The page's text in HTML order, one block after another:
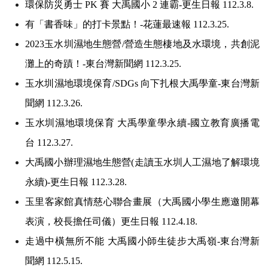
環保防災勇士 PK 賽 大禹國小 2 連霸-更生日報 112.3.8.
有「書香味」的打卡景點！-花蓮最速報 112.3.25.
2023玉水圳濕地生態營/營造生態棲地及水環境，共創泥
灘上的奇蹟！-東台灣新聞網 112.3.25.
玉水圳濕地環境保育/SDGs 向下扎根大禹學童-東台灣新
聞網 112.3.26.
玉水圳濕地環境保育 大禹學童學永續-國立教育廣播電
台 112.3.27.
大禹國小辦理濕地生態營(走讀玉水圳人工濕地了解環境
永續)-更生日報 112.3.28.
玉里客家館真情慈心聯合畫展（大禹國小學生應邀開幕
表演，校長擔任司儀）更生日報 112.4.18.
走過中橫無所不能 大禹國小師生徒步大禹嶺-東台灣新
聞網 112.5.15.